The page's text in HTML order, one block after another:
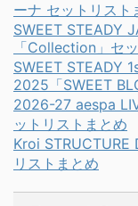
ーナ セットリスト
SWEET STEADY
「Collection」セ
SWEET STEADY
2025「SWEET
2026-27 aespa
ットリストまとめ
Kroi STRUCTURE
リストまとめ